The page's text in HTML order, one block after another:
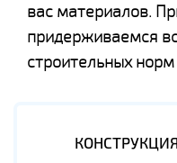
вас материалов.
придерживаемся
строительных